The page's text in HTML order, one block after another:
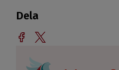
Dela